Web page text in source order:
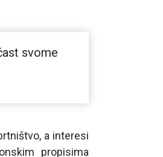
svome
a interesi
propisima